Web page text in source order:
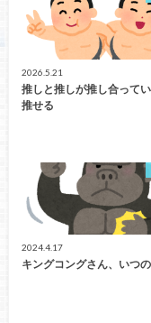
2026.5.21
推しと推しが推し合って
推せる
2024.4.17
キングコングさん、いつの